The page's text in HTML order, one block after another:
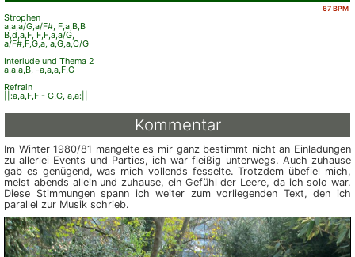
67 BPM
Strophen
a,a,a/G,a/F#, F,a,B,B
B,d,a,F, F,F,a,a/G,
a/F#,F,G,a, a,G,a,C/G
Interlude und Thema 2
a,a,a,B, -a,a,a,F,G
Refrain
||:a,a,F,F - G,G, a,a:||
Kommentar
Im Winter 1980/81 mangelte es mir ganz bestimmt nicht an Einladungen
zu allerlei Events und Parties, ich war fleißig unterwegs. Auch zuhause
gab es genügend, was mich vollends fesselte. Trotzdem übefiel mich,
meist abends allein und zuhause, ein Gefühl der Leere, da ich solo war.
Diese Stimmungen spann ich weiter zum vorliegenden Text, den ich
parallel zur Musik schrieb.